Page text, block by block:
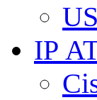
IP